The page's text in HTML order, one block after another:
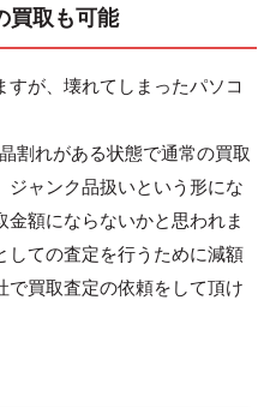
買取も可能
が、壊れてしまったパソコ
割れがある状態で通常の買取
ジャンク品扱いという形にな
額にならないかと思われま
しての査定を行うために減額
買取査定の依頼をして頂け